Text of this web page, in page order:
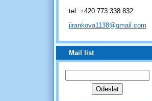
tel: +420 773 338 832
jirankova1138@gmail.com
Mail list